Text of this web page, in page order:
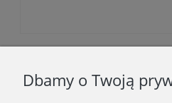
Dbamy o Twoją